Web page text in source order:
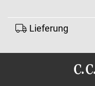
Lieferung